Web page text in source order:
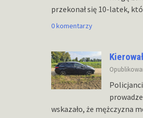
przekonał się 10-latek,
0 komentarzy
wskazało, że mężczyzna